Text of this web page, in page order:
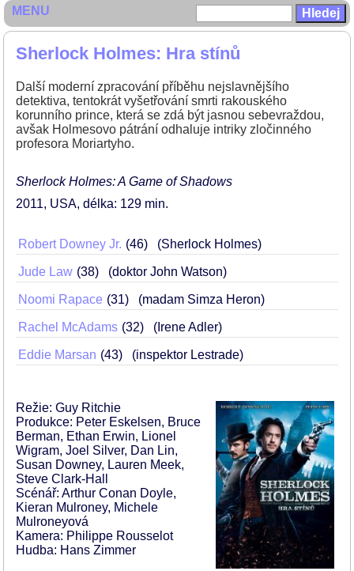
Sherlock Holmes: Hra stínů
Další moderní zpracování příběhu nejslavnějšího
detektiva, tentokrát vyšetřování smrti rakouského
korunního prince, která se zdá být jasnou sebevraždou,
avšak Holmesovo pátrání odhaluje intriky zločinného
profesora Moriartyho.
Sherlock Holmes: A Game of Shadows
2011 USA délka: 129 min
Robert Downey Jr. 46 (Sherlock Holmes)
Jude Law 38 (doktor John Watson)
Noomi Rapace 31 (madam Simza Heron)
Rachel McAdams 32 (Irene Adler)
Eddie Marsan 43 (inspektor Lestrade)
Režie: Guy Ritchie
Produkce: Peter Eskelsen, Bruce
Berman, Ethan Erwin, Lionel
Wigram, Joel Silver, Dan Lin,
Susan Downey, Lauren Meek,
Steve Clark-Hall
Scénář: Arthur Conan Doyle,
Kieran Mulroney, Michele
Mulroneyová
Kamera: Philippe Rousselot
Hudba: Hans Zimmer
MENU